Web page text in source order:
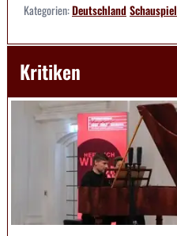
Kategorien:DeutschlandSchauspiel
Kritiken